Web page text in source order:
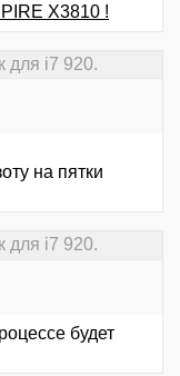
X3810 !
для i7 920.
на пятки
для i7 920.
будет